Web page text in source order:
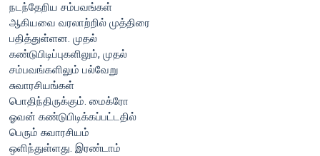
நடந்தேறிய சம்பவங்கள்
ஆகியவை வரலாற்றில் முத்திரை
பதித்துள்ளன. முதல்
கண்டுபிடிப்புகளிலும், முதல்
சம்பவங்களிலும் பல்வேறு
சுவாரசியங்கள்
பொதிந்திருக்கும். மைக்ரோ
ஓவன் கண்டுபிடிக்கப்பட்டதில்
பெரும் சுவாரசியம்
ஒளிந்துள்ளது. இரண்டாம்